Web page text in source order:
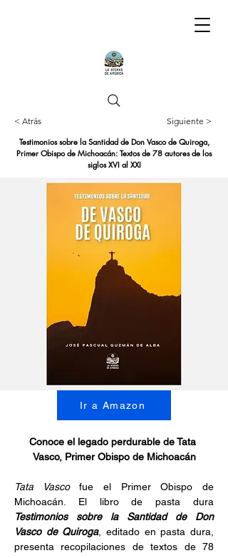
< Atrás
Siguiente >
Testimonios sobre la Santidad de Don Vasco de Quiroga,
Primer Obispo de Michoacán: Textos de 78 autores de los
siglos XVI al XXI
Ir a Amazon
Conoce el legado perdurable de Tata
Vasco, Primer Obispo de Michoacán
Tata Vasco fue el Primer Obispo de
Testimonios sobre la Santidad de Don
Vasco de Quiroga, editado en pasta dura,
presenta recopilaciones de textos de 78